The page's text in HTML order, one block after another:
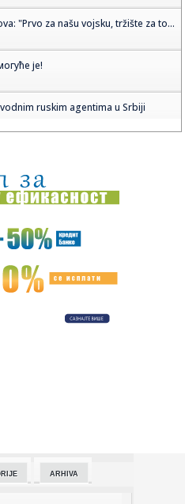
"Prvo za našu vojsku, tržište za to...
је!
ruskim agentima u Srbiji
nisu vezani za jedan grad,
u BiH i nije požalio: Preporodio sam
majici su vam pokvarile dan? Uz ovaj
– Madar igra za 2 miliona,
u pucnjavi u Brčkom
ARHIVA